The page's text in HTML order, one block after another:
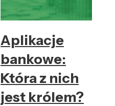
Aplikacje
bankowe:
Która z nich
jest królem?